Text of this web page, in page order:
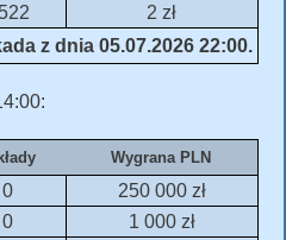
2 zł
z dnia 05.07.2026 22:00.
Wygrana PLN
0
250 000 zł
0
1 000 zł